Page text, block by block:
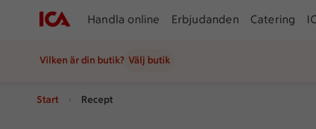
Handla online Erbjudanden Catering
Vilken är din butik? Välj butik
Start Recept